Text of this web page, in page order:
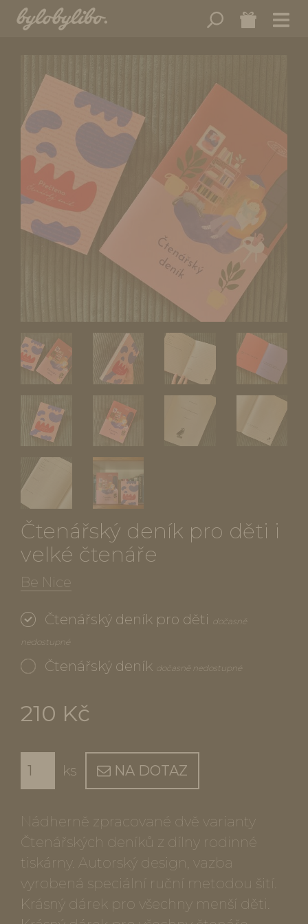
Čtenářský deník pro děti i
velké čtenáře
Be Nice
Čtenářský deník pro děti
dočasně
nedostupné
Čtenářský deník dočasně nedostupné
210 Kč
ks NA DOTAZ
Nádherně zpracované dvě varianty
Čtenářských deníků z dílny rodinné
tiskárny. Autorský design, vazba
vyrobená speciální ruční metodou šití.
Krásný dárek pro všechny menší děti.